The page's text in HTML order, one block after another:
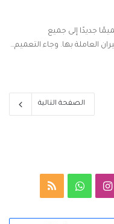
جديدًا إلى جميع
العاملة بها. وجاء التعميم…
الصفحة التالية